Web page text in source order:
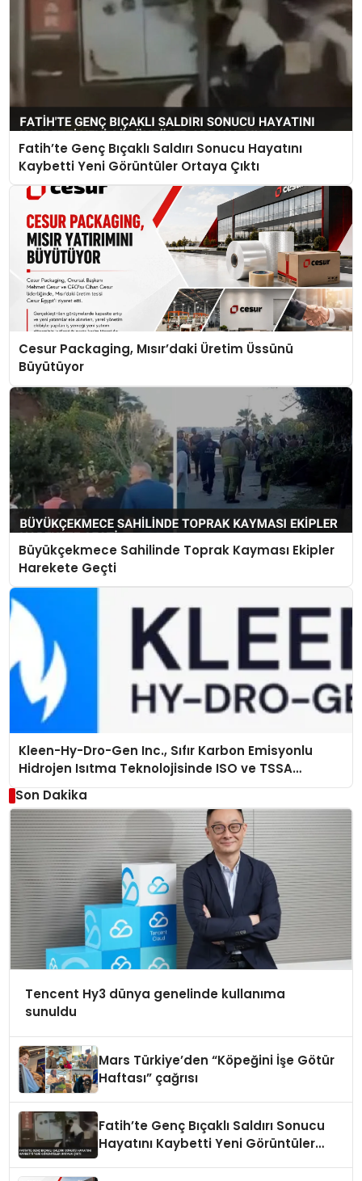
Fatih’te Genç Bıçaklı Saldırı Sonucu Hayatını
Kaybetti Yeni Görüntüler Ortaya Çıktı
Cesur Packaging, Mısır’daki Üretim Üssünü
Büyütüyor
Büyükçekmece Sahilinde Toprak Kayması Ekipler
Harekete Geçti
Kleen-Hy-Dro-Gen Inc., Sıfır Karbon Emisyonlu
Hidrojen Isıtma Teknolojisinde ISO ve TSSA
Düzenleyici Onaylarını Aldı
Son Dakika
Tencent Hy3 dünya genelinde kullanıma
sunuldu
Mars Türkiye’den “Köpeğini İşe Götür
Haftası” çağrısı
Fatih’te Genç Bıçaklı Saldırı Sonucu
Hayatını Kaybetti Yeni Görüntüler